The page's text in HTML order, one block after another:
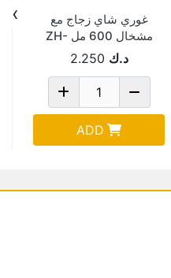
غوري شاي زجاج مع
مشخال 600 مل ZH-
600 د.ك 2.250
ADD
›